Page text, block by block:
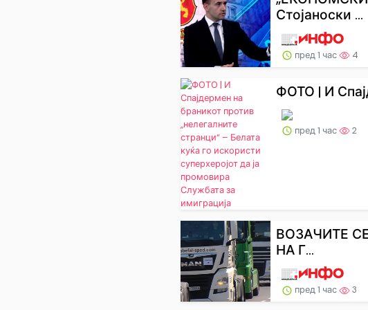
Стојаноски ...
пред 1 час 4
ФОТО | И
пред 1 час 2
ВОЗАЧИТЕ
НА Г...
пред 1 час 3